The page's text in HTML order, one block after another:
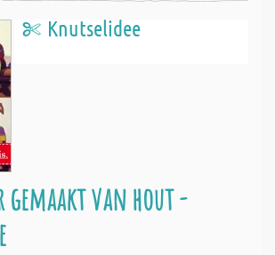
Knutselidee
van hout -